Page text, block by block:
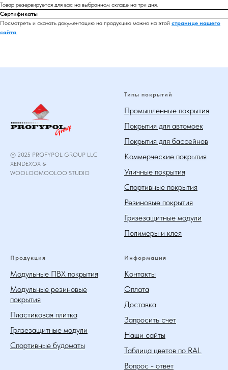
Товар резервируется для вас на выбранном складе на три дня.
Сертификаты
Посмотреть и скачать документацию на продукцию можно на этой странице нашего
сайта.
© 2025 PROFYPOL GROUP LLC
XENDEXOX &
WOOLOOMOOLOO STUDIO
Типы покрытий
Промышленные покрытия
Покрытия для автомоек
Покрытия для бассейнов
Коммерческие покрытия
Уличные покрытия
Спортивные покрытия
Резиновые покрытия
Грязезащитные модули
Полимеры и клея
Продукция
Модульные ПВХ покрытия
Модульные резиновые
покрытия
Пластиковая плитка
Грязезащитные модули
Спортивные будоматы
Информация
Контакты
Оплата
Доставка
Запросить счет
Наши сайты
Таблица цветов по RAL
Вопрос - ответ